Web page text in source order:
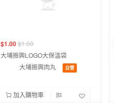
$1.00$1.00
大埔振興LOGO大保溫袋
大埔振興肉丸
自營
加入購物車